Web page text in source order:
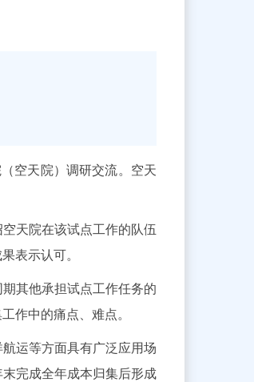
空天院）调研交流。空天
天院在该试点工作的队伍
表示认可。
其他承担试点工作任务的
作中的痛点、难点。
运等方面具有广泛应用场
完成全年成本归集后形成